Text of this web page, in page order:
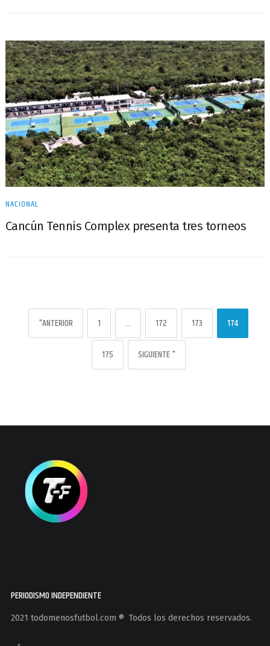
NACIONAL
Cancún Tennis Complex presenta tres torneos
"ANTERIOR 1 … 172 173 174
175 SIGUIENTE "
PERIODISMO INDEPENDIENTE
2021 todomenosfutbol.com ®️ Todos los derechos reservados.